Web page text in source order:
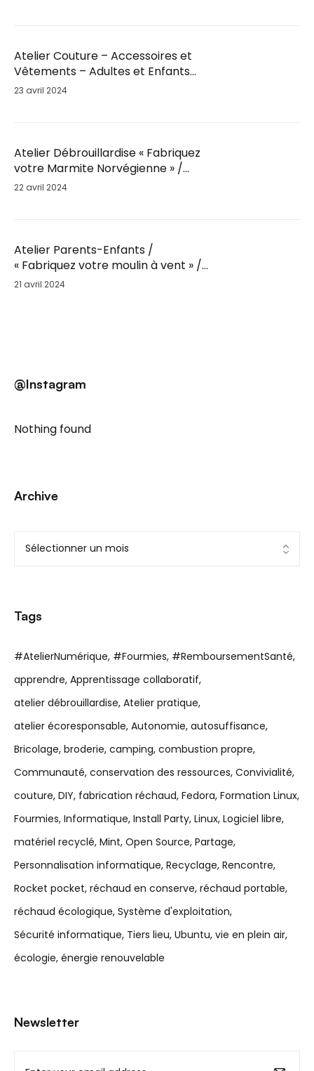
Atelier Couture – Accessoires et
Vêtements – Adultes et Enfants
par Fil’Ambule – Sam. 25 Mai / 10h
23 avril 2024
Atelier Débrouillardise « Fabriquez
votre Marmite Norvégienne » /
Sam. 25 Mai / 9h30
22 avril 2024
Atelier Parents-Enfants /
« Fabriquez votre moulin à vent » /
Sam. 25 Mai
21 avril 2024
@Instagram
Nothing found
Archive
Tags
#AtelierNumérique #Fourmies #RemboursementSanté
apprendre Apprentissage collaboratif
atelier débrouillardise Atelier pratique
atelier écoresponsable Autonomie autosuffisance
Bricolage broderie camping combustion propre
Communauté conservation des ressources Convivialité
couture DIY fabrication réchaud Fedora Formation Linux
Fourmies Informatique Install Party Linux Logiciel libre
matériel recyclé Mint Open Source Partage
Personnalisation informatique Recyclage Rencontre
Rocket pocket réchaud en conserve réchaud portable
réchaud écologique Système d'exploitation
Sécurité informatique Tiers lieu Ubuntu vie en plein air
écologie énergie renouvelable
Newsletter